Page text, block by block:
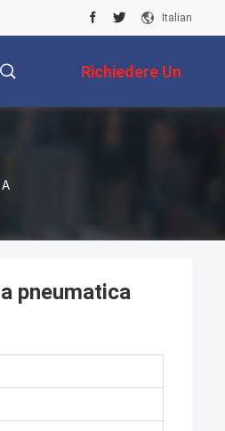
Italian
Richiedere Un
Preventivo
pneumatica